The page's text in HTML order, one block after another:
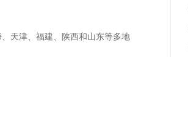
天津、福建、陕西和山东等多地